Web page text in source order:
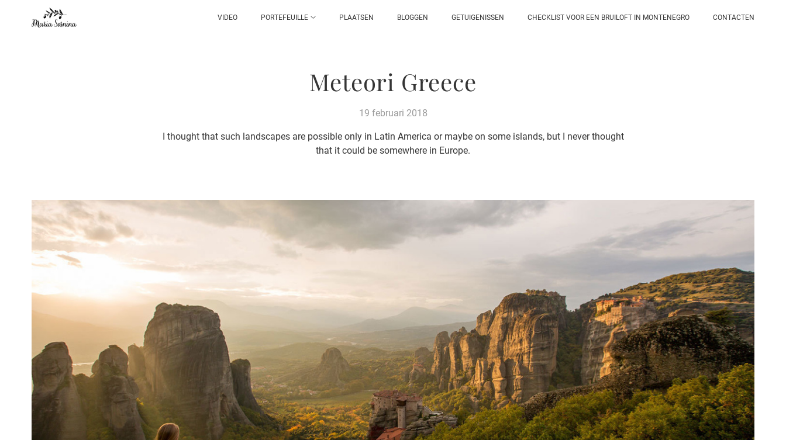
VIDEO PORTEFEUILLE PLAATSEN BLOGGEN GETUIGENISSEN CHECKLIST VOOR EEN BRUILOFT IN MONTENEGRO CONTACTEN
Meteori Greece
19 februari 2018
I thought that such landscapes are possible only in Latin America or maybe on some islands, but I never thought
that it could be somewhere in Europe.